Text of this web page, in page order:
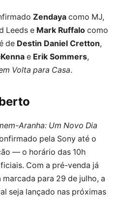
Zendaya como MJ,
Leeds e Mark Ruffalo como
de Destin Daniel Cretton,
e Erik Sommers,
Volta para Casa.
Aranha: Um Novo Dia
pela Sony até o
— o horário das 10h
Com a pré-venda já
para 29 de julho, a
seja lançado nas próximas